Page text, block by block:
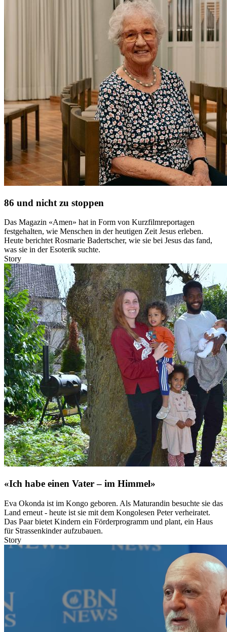
86 und nicht zu stoppen
Das Magazin «Amen» hat in Form von Kurzfilmreportagen
festgehalten, wie Menschen in der heutigen Zeit Jesus erleben.
Heute berichtet Rosmarie Badertscher, wie sie bei Jesus das fand,
was sie in der Esoterik suchte.
Story
«Ich habe einen Vater – im Himmel»
Eva Okonda ist im Kongo geboren. Als Maturandin besuchte sie das
Land erneut - heute ist sie mit dem Kongolesen Peter verheiratet.
Das Paar bietet Kindern ein Förderprogramm und plant, ein Haus
für Strassenkinder aufzubauen.
Story